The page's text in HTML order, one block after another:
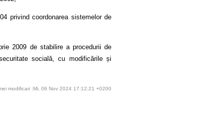
privind coordonarea sistemelor de
2009 de stabilire a procedurii de
socială, cu modificările și
modificari :Mi, 06 Nov 2024 17:12:21 +0200